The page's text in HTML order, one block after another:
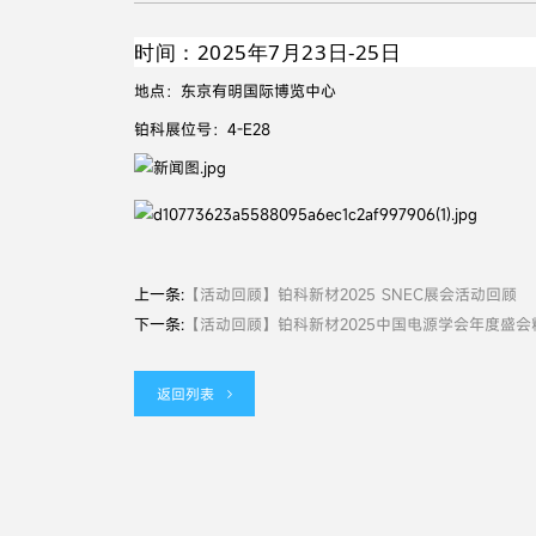
时间：2025年7月23日-25日
地点：东京有明国际博览中心
铂科展位号：4-E28
上一条: 【活动回顾】铂科新材2025 SNEC展会活动回顾
下一条: 【活动回顾】铂科新材2025中国电源学会年度盛
返回列表